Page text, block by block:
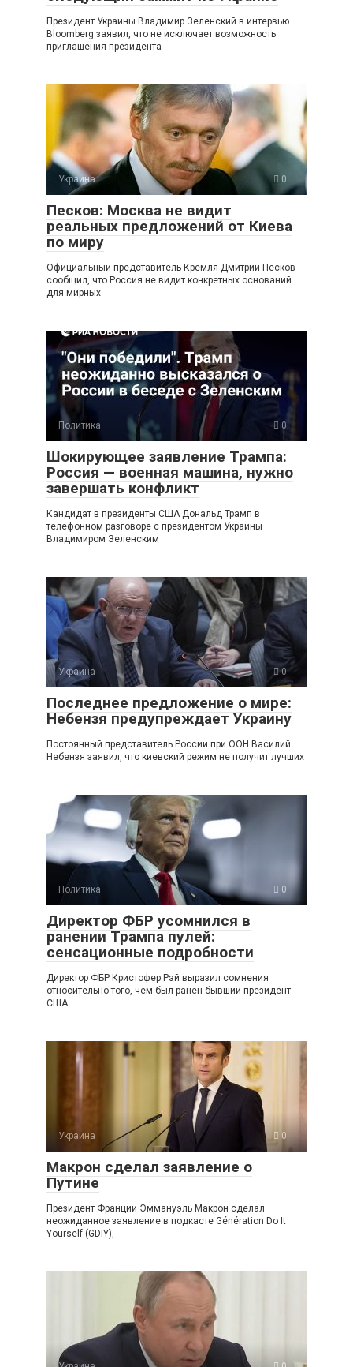
Президент Украины Владимир Зеленский в интервью
Bloomberg заявил, что не исключает возможность
приглашения президента
Украина 0
Песков: Москва не видит
реальных предложений от Киева
по миру
Официальный представитель Кремля Дмитрий Песков
сообщил, что Россия не видит конкретных оснований
для мирных
Политика 0
Шокирующее заявление Трампа:
Россия — военная машина, нужно
завершать конфликт
Кандидат в президенты США Дональд Трамп в
телефонном разговоре с президентом Украины
Владимиром Зеленским
Украина 0
Последнее предложение о мире:
Небензя предупреждает Украину
Постоянный представитель России при ООН Василий
Небензя заявил, что киевский режим не получит лучших
Политика 0
Директор ФБР усомнился в
ранении Трампа пулей:
сенсационные подробности
Директор ФБР Кристофер Рэй выразил сомнения
относительно того, чем был ранен бывший президент
США
Украина 0
Макрон сделал заявление о
Путине
Президент Франции Эммануэль Макрон сделал
неожиданное заявление в подкасте Génération Do It
Yourself (GDIY),